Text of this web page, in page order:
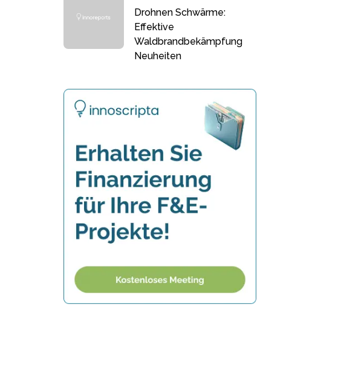
Drohnen Schwärme:
Effektive
Waldbrandbekämpfung
Neuheiten